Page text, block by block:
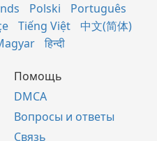
Polski
Português
Tiếng Việt
中文(简体)
हिन्दी
Помощь
DMCA
Вопросы и ответы
Связь